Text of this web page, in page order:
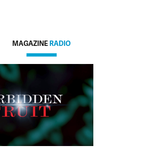
MAGAZINE RADIO